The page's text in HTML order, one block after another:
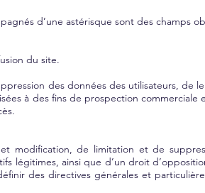
d’une astérisque sont des champs
du site.
des données des utilisateurs, de
à des fins de prospection
modification, de limitation et de
légitimes, ainsi que d’un droit
des directives générales et